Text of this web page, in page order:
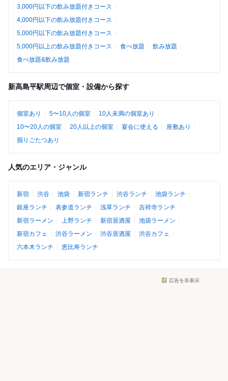
3,000円以下の飲み放題付きコース
4,000円以下の飲み放題付きコース
5,000円以下の飲み放題付きコース
5,000円以上の飲み放題付きコース
食べ放題
飲み放題
食べ放題&飲み放題
新高島平駅周辺で個室・設備から探す
個室あり 5〜10人の個室
10人未満の個室あり
10〜20人の個室
20人以上の個室 宴会に使える
座敷あり
掘りごたつあり
人気のエリア・ジャンル
新宿 渋谷 池袋 新宿ランチ 渋谷ランチ
池袋ランチ
銀座ランチ
表参道ランチ 浅草ランチ
吉祥寺ランチ
新宿ラーメン
上野ランチ 新宿居酒屋
池袋ラーメン
新宿カフェ
渋谷ラーメン 渋谷居酒屋
渋谷カフェ
六本木ランチ
恵比寿ランチ
広告を非表示